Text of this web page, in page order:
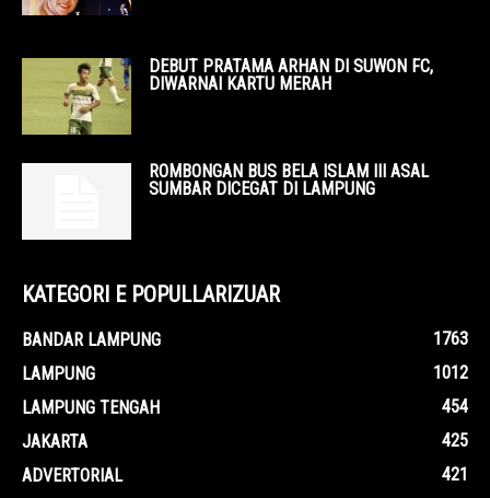
DEBUT PRATAMA ARHAN DI SUWON FC,
DIWARNAI KARTU MERAH
ROMBONGAN BUS BELA ISLAM III ASAL
SUMBAR DICEGAT DI LAMPUNG
KATEGORI E POPULLARIZUAR
BANDAR LAMPUNG
1763
LAMPUNG
1012
LAMPUNG TENGAH
454
JAKARTA
425
ADVERTORIAL
421